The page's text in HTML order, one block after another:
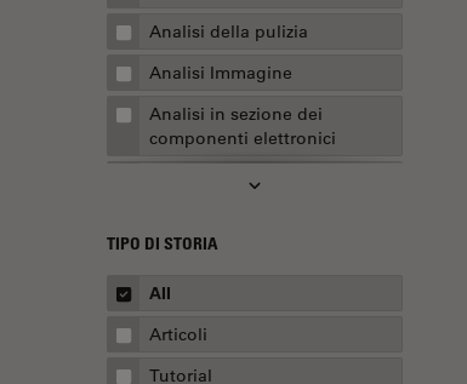
Analisi della pulizia
Analisi Immagine
Analisi in sezione dei
componenti elettronici
Analisi multiplex spaziale
AR Surgery
Assemblaggio
TIPO DI STORIA
All
Articoli
Tutorial